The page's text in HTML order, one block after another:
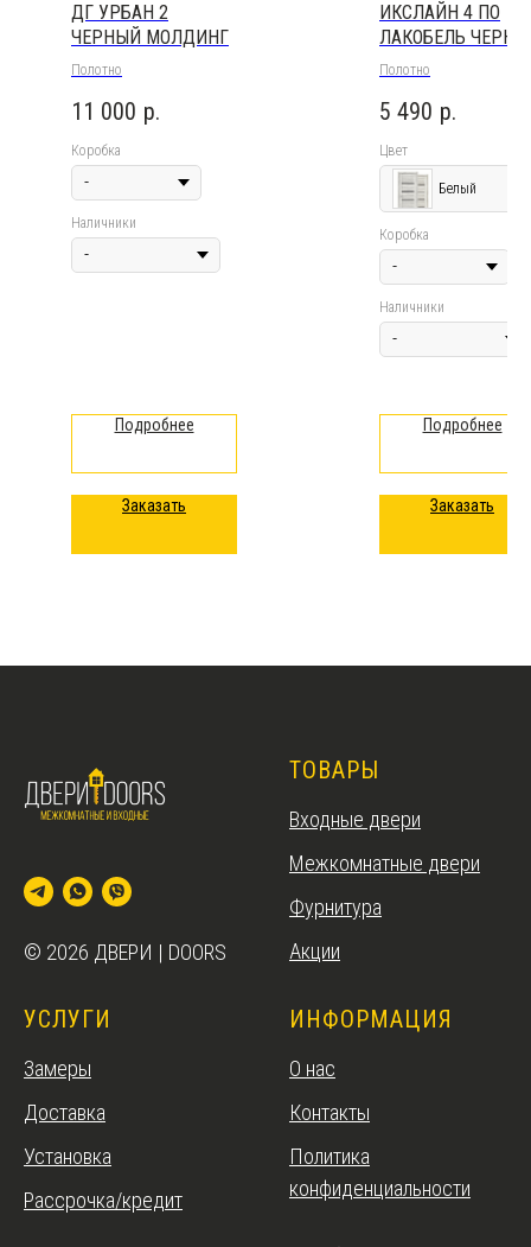
ДГ УРБАН 2
ЧЕРНЫЙ МОЛДИНГ
Полотно
11 000 р.
Коробка
Наличники
Подробнее
Заказать
ИКСЛАЙН 4 ПО
ЛАКОБЕЛЬ
Полотно
5 490 р.
Цвет
Белый
Коробка
Наличники
Подробнее
Заказать
© 2026 ДВЕРИ | DOORS
ТОВАРЫ
Входные двери
Межкомнатные двери
Фурнитура
Акции
УСЛУГИ
Замеры
Доставка
Установка
Рассрочка/кредит
ИНФОРМАЦИЯ
О нас
Контакты
Политика
конфиденциальности